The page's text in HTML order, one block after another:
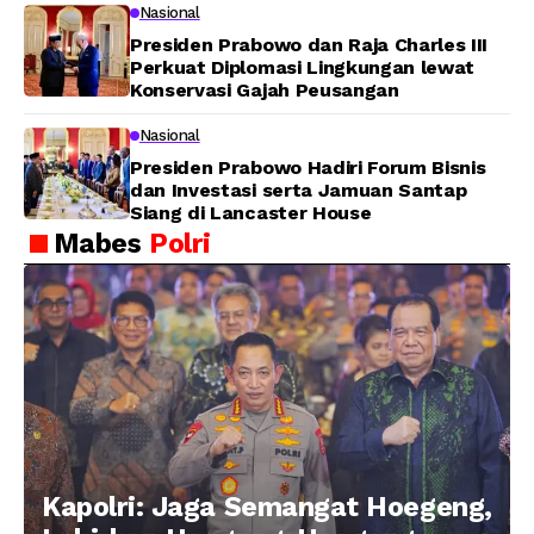
Nasional
Presiden Prabowo dan Raja Charles III
Perkuat Diplomasi Lingkungan lewat
Konservasi Gajah Peusangan
Nasional
Presiden Prabowo Hadiri Forum Bisnis
dan Investasi serta Jamuan Santap
Siang di Lancaster House
Mabes Polri
Kapolri: Jaga Semangat Hoegeng,